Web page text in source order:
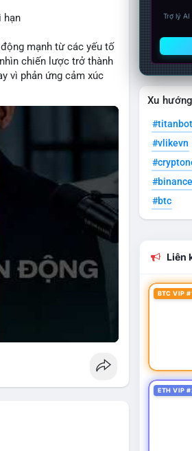
hạn
mạnh từ các yếu tố
chiến lược trở thành
vì phản ứng cảm xúc
này không chỉ giúp
hồi.
Trợ lý
Xu
#titanbot
#vlikevn
#btc
Liên
BTC VIP
ETH VIP